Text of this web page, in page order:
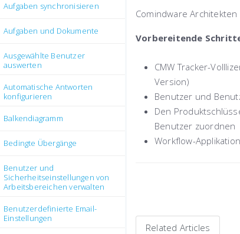
Aufgaben synchronisieren
Aufgaben und Dokumente
Ausgewählte Benutzer
auswerten
Automatische Antworten
konfigurieren
Balkendiagramm
Bedingte Übergänge
Benutzer und
Sicherheitseinstellungen von
Arbeitsbereichen verwalten
Benutzerdefinierte Email-
Einstellungen
Comindware
Vorbereitende
CMW Tracker-
Version)
Benutzer und
Den
Benutzer zuordnen
Workflow-
Related Articles